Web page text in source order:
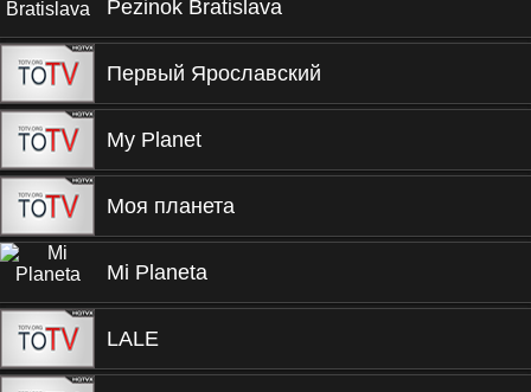
Pezinok Bratislava
Первый Ярославский
My Planet
Моя планета
Mi Planeta
LALE